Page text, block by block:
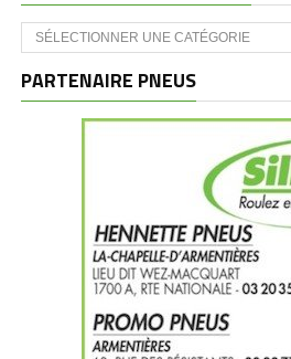
Catégories
et
PARTENAIRE PNEUS